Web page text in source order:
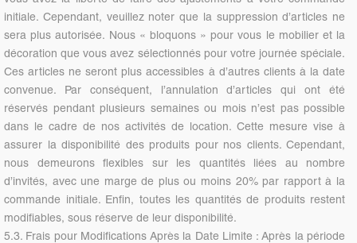
initiale. Cependant, veuillez noter que la suppression d’articles ne
sera plus autorisée. Nous « bloquons » pour vous le mobilier et la
décoration que vous avez sélectionnés pour votre journée spéciale.
Ces articles ne seront plus accessibles à d’autres clients à la date
convenue. Par conséquent, l’annulation d’articles qui ont été
réservés pendant plusieurs semaines ou mois n’est pas possible
dans le cadre de nos activités de location. Cette mesure vise à
assurer la disponibilité des produits pour nos clients. Cependant,
nous demeurons flexibles sur les quantités liées au nombre
d’invités, avec une marge de plus ou moins 20% par rapport à la
commande initiale. Enfin, toutes les quantités de produits restent
modifiables, sous réserve de leur disponibilité.
5.3. Frais pour Modifications Après la Date Limite : Après la période